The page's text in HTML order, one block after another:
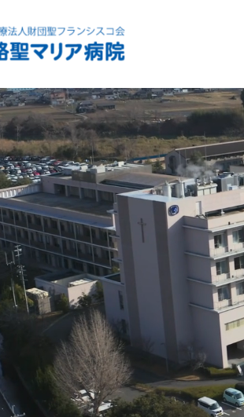
安心をあなたに
続ける地域医療
期から終末期まで
を支える医療
期から回復期へと
ぐ医療
・育てる医療